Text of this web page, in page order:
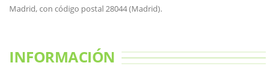
Madrid, con código postal 28044 (Madrid).
INFORMACIÓN